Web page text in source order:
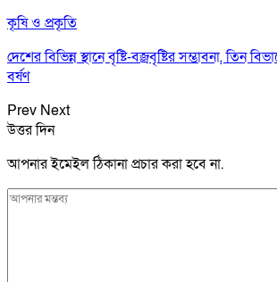
কৃষি ও প্রকৃতি
দেশের বিভিন্ন স্থানে বৃষ্টি-বজ্রবৃষ্টির সম্ভাবনা, তিন
বর্ষণ
Prev Next
উত্তর দিন
আপনার ইমেইল ঠিকানা প্রচার করা হবে না.